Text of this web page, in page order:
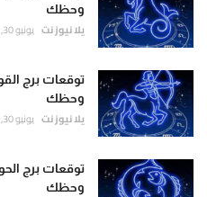
وحظك
يلا نيوز نت يونيو 30, 2026
وحظك
يلا نيوز نت يونيو 30, 2026
وحظك